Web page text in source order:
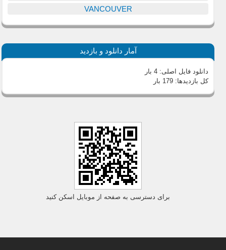
VANCOUVER
آمار دانلود و بازدید
دانلود فایل اصلی:4 بار
کل بازدیدها:179 بار
برای دسترسی به صفحه از موبایل اسکن کنید